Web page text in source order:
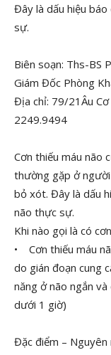
Đây là dấu hiệu
sự.
Biên soạn: Ths-BS
Giám Đốc Phòng
Địa chỉ: 79/21Âu
2249.9494
Cơn thiếu máu não
thường gặp ở
bỏ xót. Đây là dấu
não thực sự.
Khi nào gọi là có
• Cơn thiếu máu
do gián đoạn cung
năng ở não ngắn
dưới 1 giờ)
Đặc điểm – Nguyên